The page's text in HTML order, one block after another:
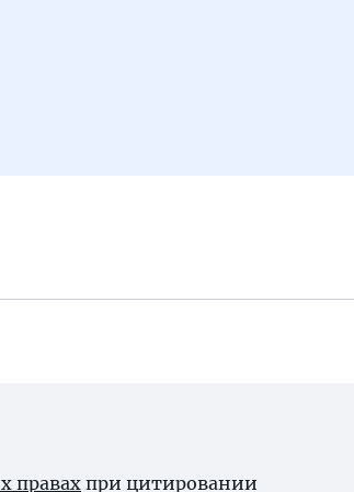
правахпри цитировании